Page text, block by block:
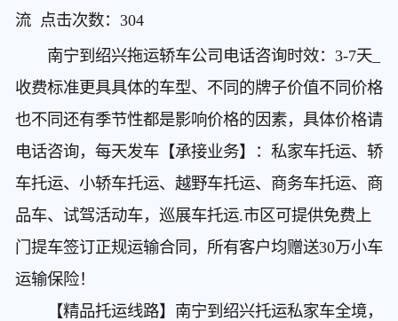
流 点击次数： 304
南宁到绍兴拖运轿车公司电话咨询时效：3-7天_
收费标准更具具体的车型、不同的牌子价值不同价格
也不同还有季节性都是影响价格的因素，具体价格请
电话咨询，每天发车【承接业务】：私家车托运、轿
车托运、小轿车托运、越野车托运、商务车托运、商
品车、试驾活动车，巡展车托运.市区可提供免费上
门提车签订正规运输合同，所有客户均赠送30万小车
运输保险！
【精品托运线路】南宁到绍兴托运私家车全境，